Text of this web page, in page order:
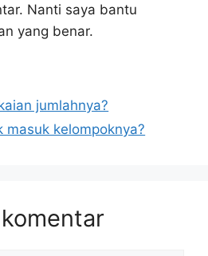
Nanti saya bantu
yang benar.
jumlahnya?
masuk kelompoknya?